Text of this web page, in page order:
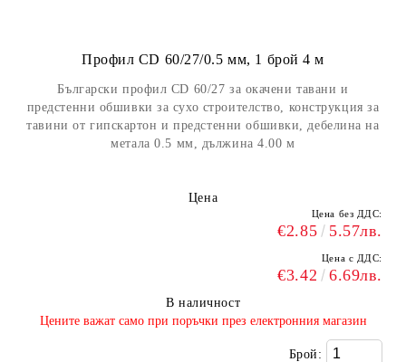
Профил CD 60/27/0.5 мм, 1 брой 4 м
Български профил CD 60/27 за окачени тавани и
предстенни обшивки за сухо строителство, конструкция за
тавини от гипскартон и предстенни обшивки, дебелина на
метала 0.5 мм, дължина 4.00 м
Цена
Цена без ДДС:
€2.85 5.57лв.
Цена с ДДС:
€3.42 6.69лв.
В наличност
​Цените важат само при поръчки през електронния магазин
Брой: